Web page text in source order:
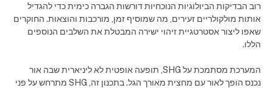
רוב הבדיקות הביולוגיות הנוכחיות דורשות הגברה כימית כדי להגדיל
אותות מולקולריים זעירים, מה שמוסיף זמן, מורכבות והוצאות. החוקרים
שאפו ליצור אסטרטגיית זיהוי ישירה המבטלת את השלבים הנוספים
הללו.
המערכת מסתמכת על SHG, תופעה אופטית לא ליניארית שבה אור
נכנס הופך לאור עם מחצית מאורך הגל. בתכנון זה, SHG מתרחש על פני